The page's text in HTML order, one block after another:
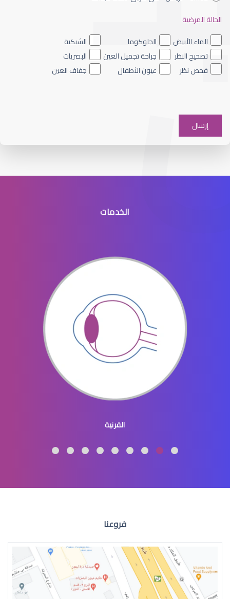
القرنية المخروطية والليزك
القرنية والقزحية
القرنية المخروطية اعراض
الحالة المرضية
الماء الأبيض
الجلوكوما
الشبكية
تصحيح النظر
جراحة تجميل العين
البصريات
فحص نظر
عيون الأطفال جفاف العين
الخدمات
القرنية
فروعنا